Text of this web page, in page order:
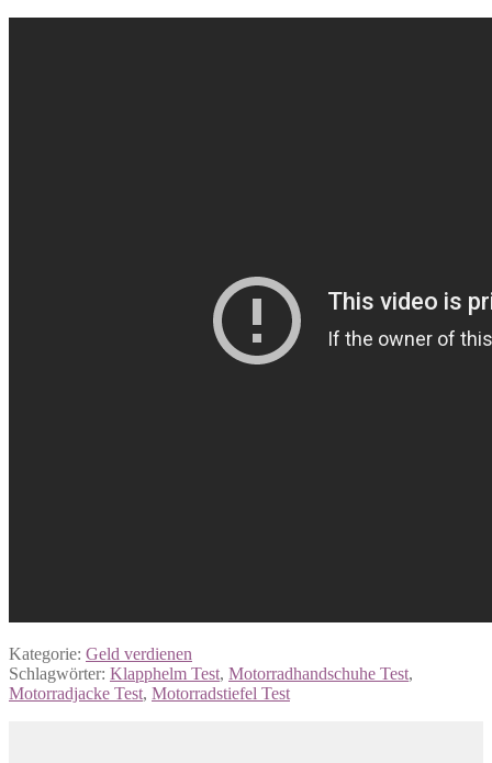
Kategorie: Geld verdienen
Schlagwörter: Klapphelm Test, Motorradhandschuhe Test,
Motorradjacke Test, Motorradstiefel Test